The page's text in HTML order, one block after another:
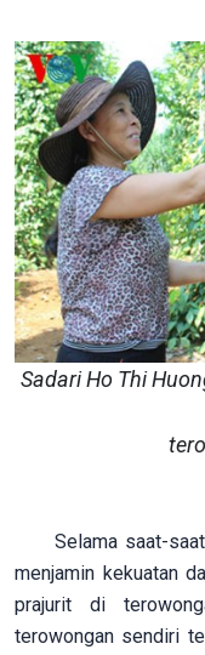
Sadari Ho Thi
Selama saat-
menjamin kekuatan
prajurit di
terowongan sendiri